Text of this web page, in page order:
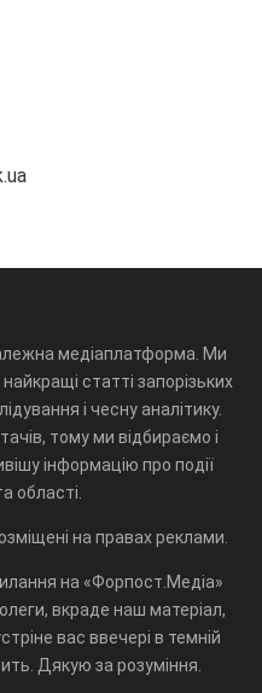
медіаплатформа. Ми
статті запорізьких
і чесну аналітику.
тому ми відбираємо і
інформацію про події
області.
на правах реклами.
на «Форпост.Медіа»
вкраде наш матеріал,
вас ввечері в темній
Дякую за розуміння.